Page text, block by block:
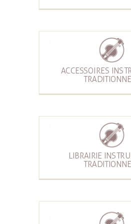
ACCESSOIRES
LIBRAIRIE